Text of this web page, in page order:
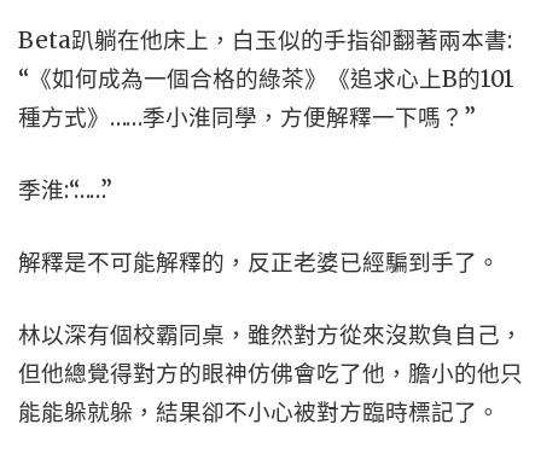
Beta趴躺在他床上，白玉似的手指卻翻著兩本書:
“《如何成為一個合格的綠茶》《追求心上B的101
種方式》……季小淮同學，方便解釋一下嗎？”
季淮:“……”
解釋是不可能解釋的，反正老婆已經騙到手了。
林以深有個校霸同桌，雖然對方從來沒欺負自己，
但他總覺得對方的眼神仿佛會吃了他，膽小的他只
能能躲就躲，結果卻不小心被對方臨時標記了。